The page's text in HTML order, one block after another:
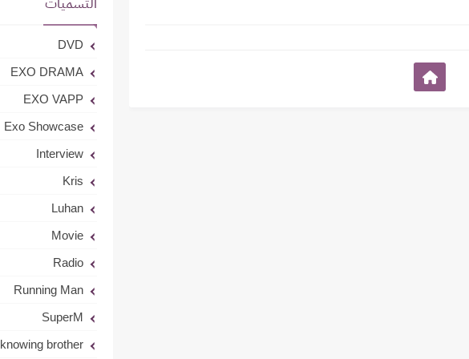
DVD
EXO DRAMA
EXO VAPP
Exo Showcase
Interview
Kris
Luhan
Movie
Radio
Running Man
SuperM
knowing brother